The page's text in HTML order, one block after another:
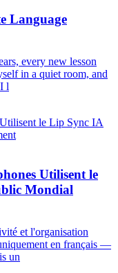
Language
every new lesson
in a quiet room, and
l
Utilisent le
Mondial
et l'organisation
en français —
un